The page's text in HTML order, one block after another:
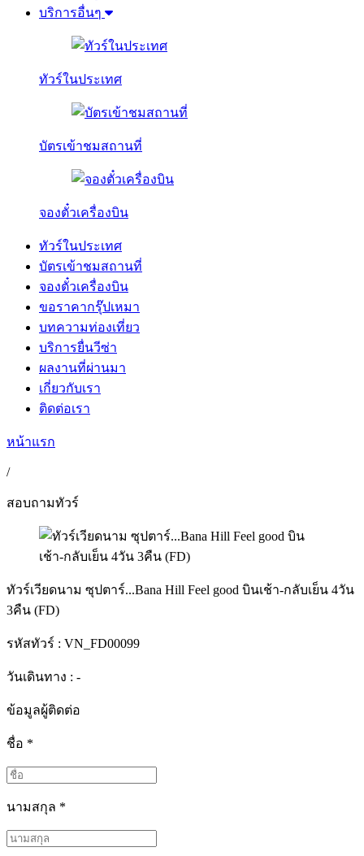
บริการอื่นๆ
ทัวร์ในประเทศ
บัตรเข้าชมสถานที่
จองตั๋วเครื่องบิน
ทัวร์ในประเทศ
บัตรเข้าชมสถานที่
จองตั๋วเครื่องบิน
ขอราคากรุ๊ปเหมา
บทความท่องเที่ยว
บริการยื่นวีซ่า
ผลงานที่ผ่านมา
เกี่ยวกับเรา
ติดต่อเรา
หน้าแรก
/
สอบถามทัวร์
ทัวร์เวียดนาม ซุปตาร์...Bana Hill Feel good บินเช้า-กลับเย็น 4วัน
3คืน (FD)
รหัสทัวร์ : VN_FD00099
วันเดินทาง : -
ข้อมูลผู้ติดต่อ
ชื่อ *
นามสกุล *